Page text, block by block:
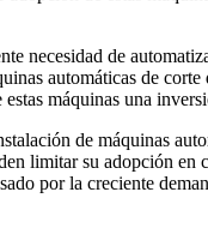
necesidad de
automáticas de
máquinas una
de máquinas
limitar su adopción
por la creciente